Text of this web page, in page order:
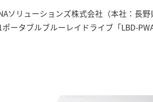
ソリューションズ株式会社（本社：長
ポータブルブルーレイドライブ「LBD-